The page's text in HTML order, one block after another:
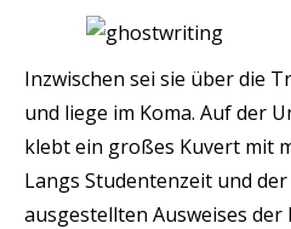
Inzwischen sei sie über die
und liege im Koma. Auf der
klebt ein großes Kuvert mit
Langs Studentenzeit und
ausgestellten Ausweises der